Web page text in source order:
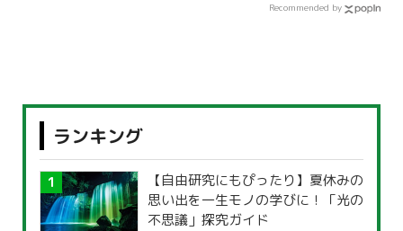
Recommended by
ランキング
【自由研究にもぴったり】夏休みの
思い出を一生モノの学びに！「光の
不思議」探究ガイド